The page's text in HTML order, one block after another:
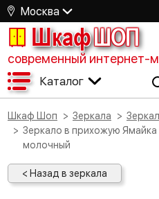
Москва
ШкафШОП
современный интернет-
Каталог
Шкаф Шоп Зеркала
Зеркало в прихожую Ямайка ЯПЗ-1 в раме венге/дуб
молочный
< Назад в зеркала